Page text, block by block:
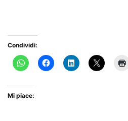
Condividi:
Mi piace: